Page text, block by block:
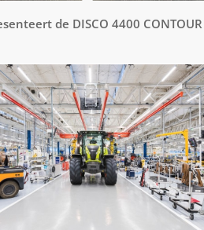
de DISCO 4400 CONTOUR